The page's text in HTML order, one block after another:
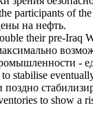
participants of the
на нефть.
their pre-
-
to stabilise
to show a